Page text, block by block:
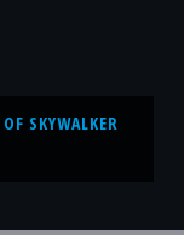
SKYWALKER